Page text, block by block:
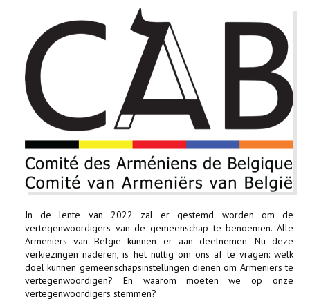
🔔 VERKIEZINGEN 2026 🗳️
KERK
HAY DOUN
VERENIGINGEN
CONTACT
In de lente van 2022 zal er gestemd worden om de
vertegenwoordigers van de gemeenschap te benoemen. Alle
Armeniërs van België kunnen er aan deelnemen. Nu deze
verkiezingen naderen, is het nuttig om ons af te vragen: welk
doel kunnen gemeenschapsinstellingen dienen om Armeniërs te
vertegenwoordigen? En waarom moeten we op onze
vertegenwoordigers stemmen?